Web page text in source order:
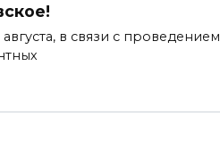
августа, в связи с проведением